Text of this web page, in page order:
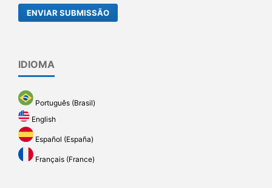
ENVIAR SUBMISSÃO
IDIOMA
Português (Brasil)
English
Español (España)
Français (France)